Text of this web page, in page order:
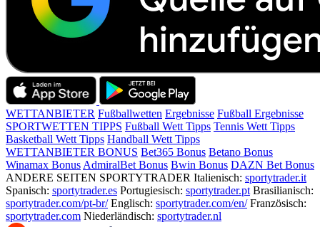
WETTANBIETER Fußballwetten Ergebnisse Fußball Ergebnisse
SPORTWETTEN TIPPS Fußball Wett Tipps Tennis Wett Tipps
Basketball Wett Tipps Handball Wett Tipps
WETTANBIETER BONUS Bet365 Bonus Betano Bonus
Winamax Bonus AdmiralBet Bonus Bwin Bonus DAZN Bet Bonus
ANDERE SEITEN SPORTYTRADER Italienisch: sportytrader.it
Spanisch: sportytrader.es Portugiesisch: sportytrader.pt Brasilianisch:
sportytrader.com/pt-br/ Englisch: sportytrader.com/en/ Französisch:
sportytrader.com Niederländisch: sportytrader.nl